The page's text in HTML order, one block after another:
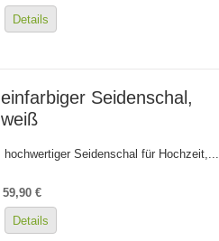
Details
einfarbiger Seidenschal,
weiß
hochwertiger Seidenschal für Hochzeit,...
59,90 €
Details